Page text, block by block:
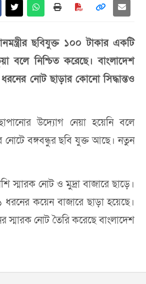
ছবিযুক্ত ১০০ টাকার একটি
বলে নিশ্চিত করেছে। বাংলাদেশ
নোট ছাড়ার কোনো সিদ্ধান্তও
উদ্যোগ নেয়া হয়েনি বলে
নোটে বঙ্গবন্ধুর ছবি যুক্ত আছে। নতুন
স্মারক নোট ও মুদ্রা বাজারে ছাড়ে।
কয়েন বাজারে ছাড়া হয়েছে।
স্মারক নোট তৈরি করেছে বাংলাদেশ